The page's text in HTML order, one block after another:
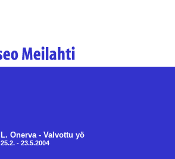
L. Onerva - Valvottu yö
25.2. - 23.5.2004